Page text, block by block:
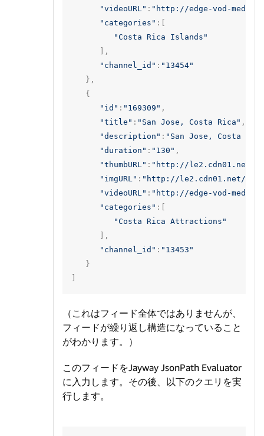
"videoURL" : "http://edge-vod-
"categories" :[
"Costa Rica Islands"
],
"channel_id" : "13454"
},
{
"id" : "169309" ,
"title" : "San Jose, Costa Rica" ,
"description" : "San Jose, Costa
"duration" : "130" ,
"thumbURL" : "http://le2.cdn01.net/
"imgURL" : "http://le2.cdn01.net/
"videoURL" : "http://edge-vod-
"categories" :[
"Costa Rica Attractions"
],
"channel_id" : "13453"
}
（これはフィード全体ではありませんが、
フィードが繰り返し構造になっていること
がわかります。）
このフィードをJayway JsonPath Evaluator
に入力します。その後、以下のクエリを実
行します。